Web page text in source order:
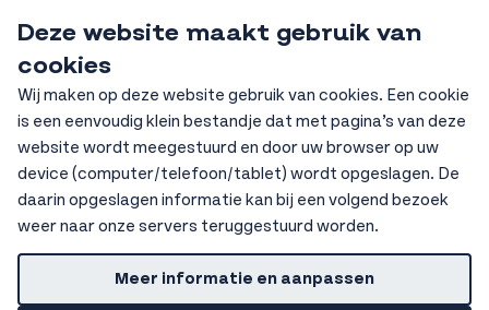
Deze website maakt gebruik van
cookies
Wij maken op deze website gebruik van cookies. Een cookie
is een eenvoudig klein bestandje dat met pagina’s van deze
website wordt meegestuurd en door uw browser op uw
device (computer/telefoon/tablet) wordt opgeslagen. De
daarin opgeslagen informatie kan bij een volgend bezoek
weer naar onze servers teruggestuurd worden.
Meer informatie en aanpassen
HKV Ochten
Getoonde prijzen zijn excl. BTW
Multitool
verschillende taken? Met een multitool heb je altijd het